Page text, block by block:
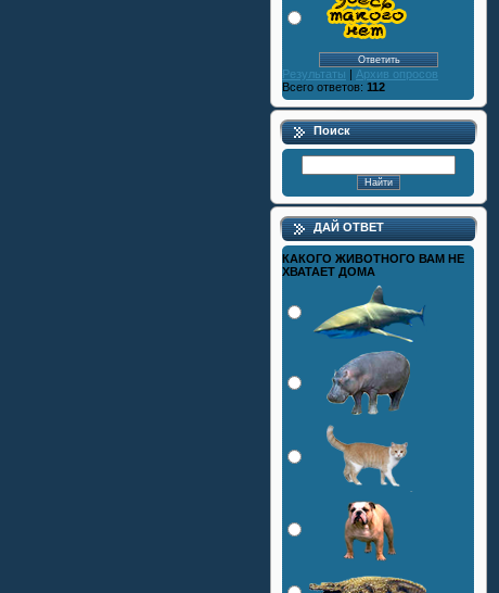
Результаты | Архив опросов
Всего ответов: 112
Поиск
ДАЙ ОТВЕТ
КАКОГО ЖИВОТНОГО ВАМ НЕ
ХВАТАЕТ ДОМА